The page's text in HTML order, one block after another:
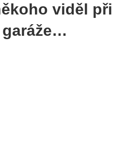
viděl při